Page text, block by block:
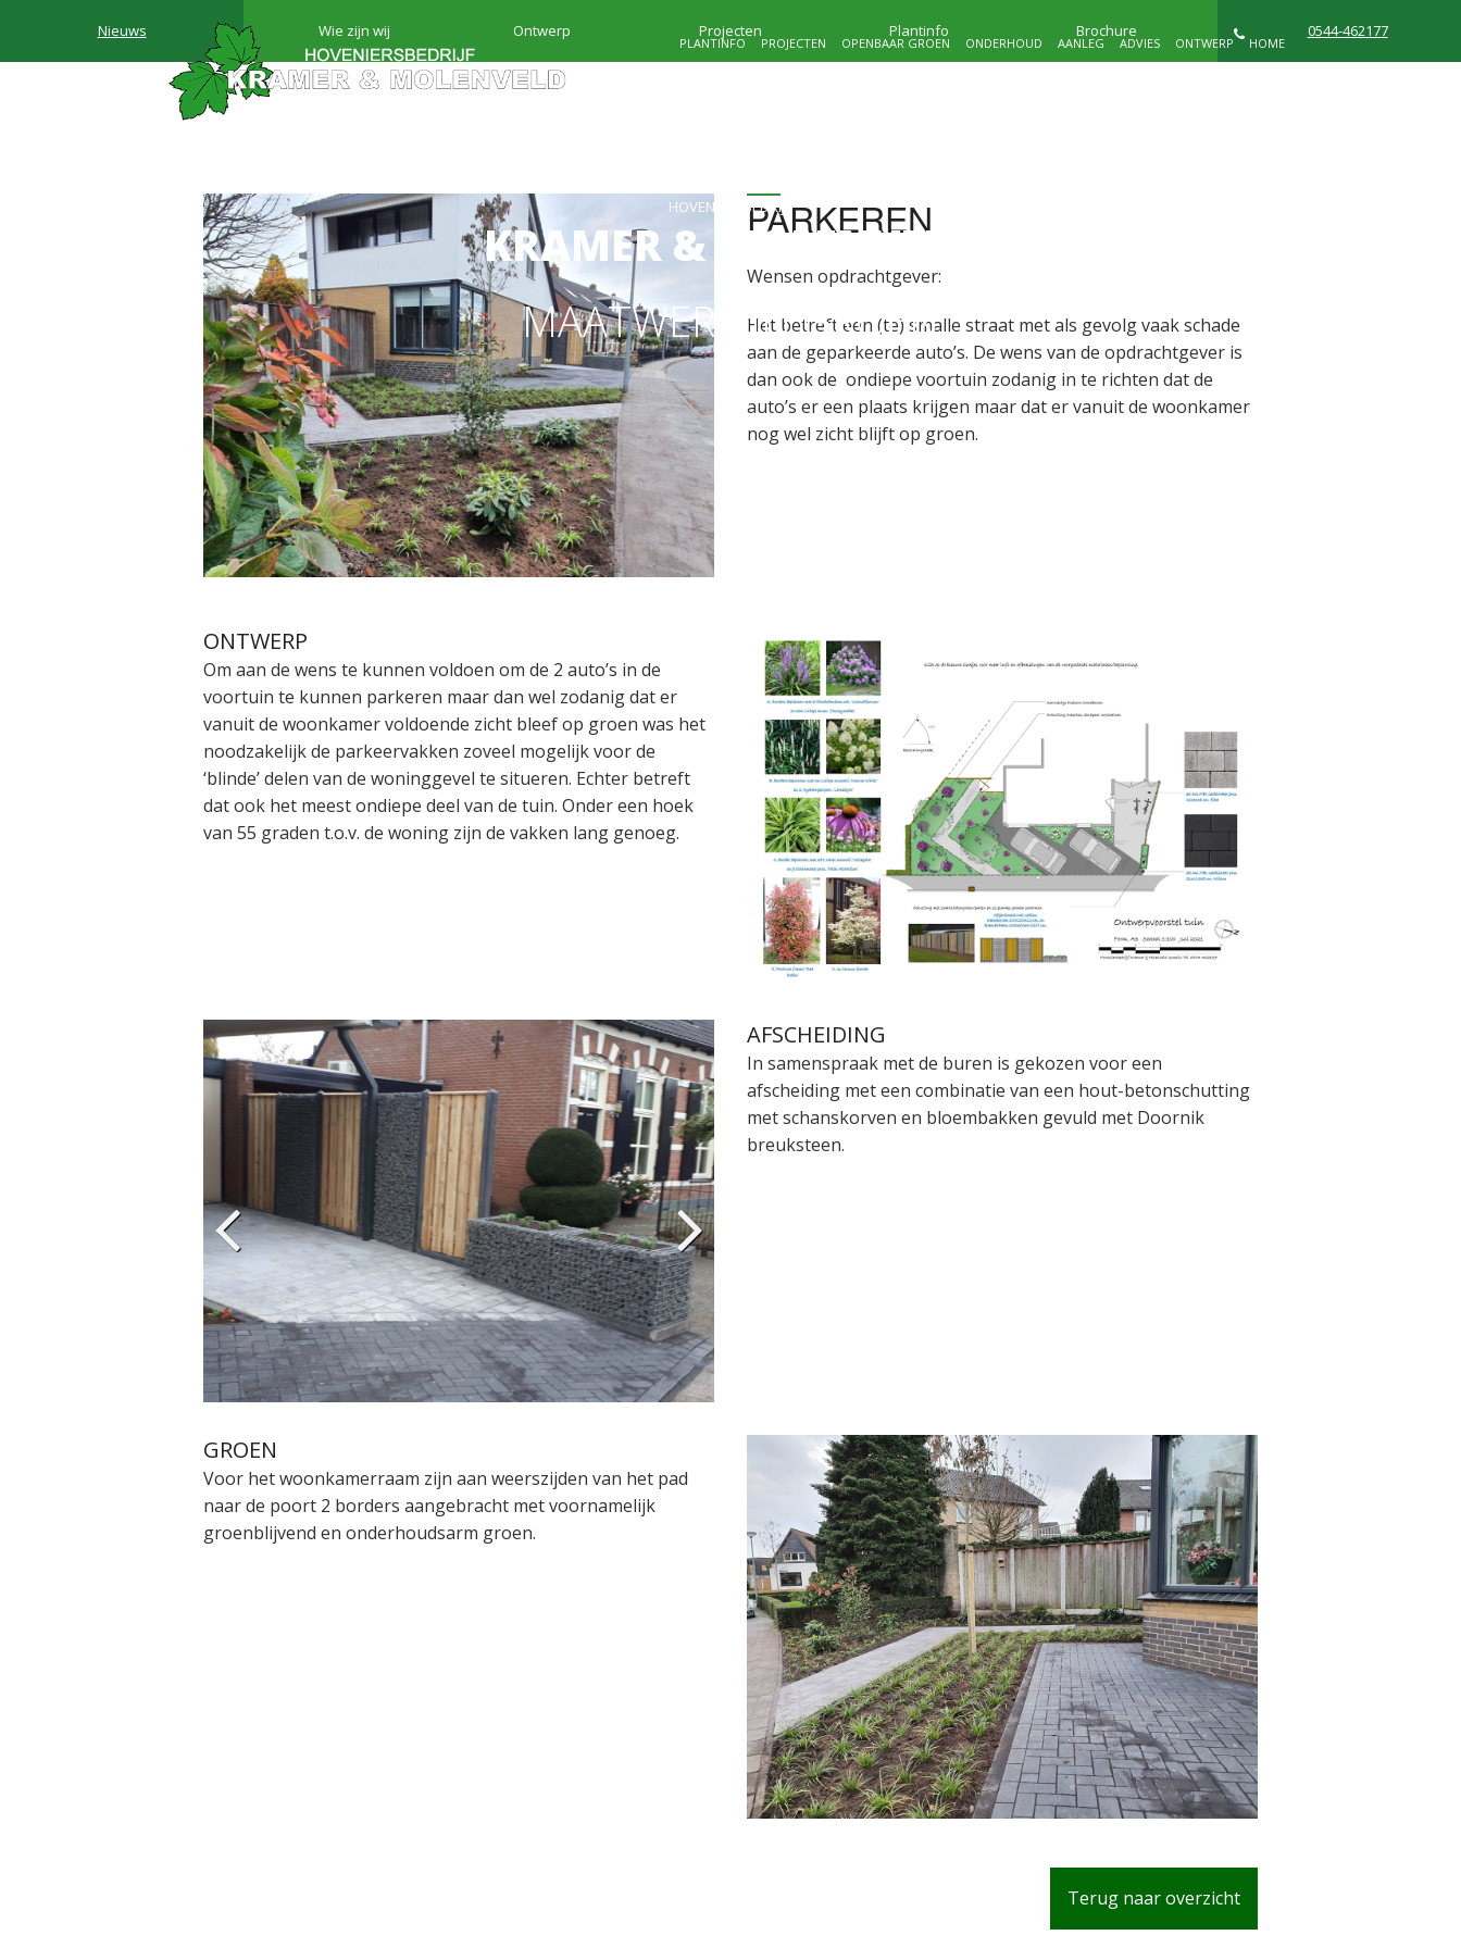
HOVENIERSBEDRIJF
KRAMER & MOLENVELD
MAATWERK IN GROEN
HOME
ONTWERP
ADVIES
AANLEG
ONDERHOUD
OPENBAAR GROEN
PROJECTEN
PLANTINFO
Nieuws Wie zijn wij Ontwerp Projecten Plantinfo Brochure 0544-462177
PARKEREN
Wensen opdrachtgever:
Het betreft een (te) smalle straat met als gevolg vaak schade
aan de geparkeerde auto’s. De wens van de opdrachtgever is
dan ook de ondiepe voortuin zodanig in te richten dat de
auto’s er een plaats krijgen maar dat er vanuit de woonkamer
nog wel zicht blijft op groen.
ONTWERP
Om aan de wens te kunnen voldoen om de 2 auto’s in de
voortuin te kunnen parkeren maar dan wel zodanig dat er
vanuit de woonkamer voldoende zicht bleef op groen was het
noodzakelijk de parkeervakken zoveel mogelijk voor de
‘blinde’ delen van de woninggevel te situeren. Echter betreft
dat ook het meest ondiepe deel van de tuin. Onder een hoek
van 55 graden t.o.v. de woning zijn de vakken lang genoeg.
AFSCHEIDING
In samenspraak met de buren is gekozen voor een
afscheiding met een combinatie van een hout-betonschutting
met schanskorven en bloembakken gevuld met Doornik
breuksteen.
GROEN
Voor het woonkamerraam zijn aan weerszijden van het pad
naar de poort 2 borders aangebracht met voornamelijk
groenblijvend en onderhoudsarm groen.
Terug naar overzicht